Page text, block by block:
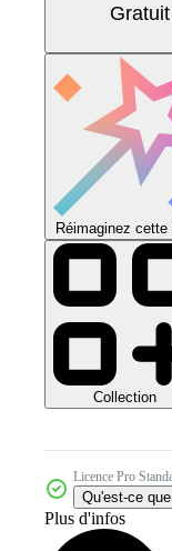
Réimaginez cette
Collection
Licence Pro
Qu'est-ce
Plus d'infos